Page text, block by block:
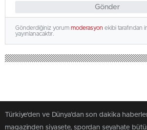
Gönder
Gönderdiğiniz yorum moderasyon ekibi tarafından
yayınlanacaktır.
Türkiye'den ve Dünya’dan son dakika
magazinden siyasete, spordan seyahate